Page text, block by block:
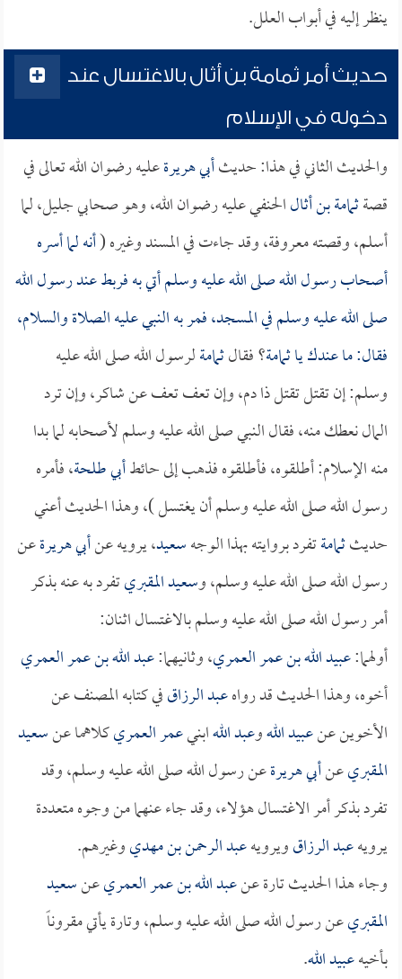
ينظر إليه في أبواب العلل.
حديث أمر ثمامة بن أثال بالاغتسال عند
دخوله في الإسلام
والحديث الثاني في هذا: حديثأبي هريرةعليه رضوان الله تعالى في
قصةثمامة بن أثالالحنفي عليه رضوان الله، وهو صحابي جليل، لما
أسلم، وقصته معروفة، وقد جاءت في المسند وغيره (أنه لما أسره
أصحاب رسول الله صلى الله عليه وسلم أتي به فربط عند رسول الله
صلى الله عليه وسلم في المسجد، فمر به النبي عليه الصلاة والسلام،
فقال: ما عندك ياثمامة؟ فقالثمامةلرسول الله صلى الله عليه
وسلم: إن تقتل تقتل ذا دم، وإن تعف تعف عن شاكر، وإن ترد
المال نعطك منه، فقال النبي صلى الله عليه وسلم لأصحابه لما بدا
منه الإسلام: أطلقوه، فأطلقوه فذهب إلى حائطأبي طلحة، فأمره
رسول الله صلى الله عليه وسلم أن يغتسل )، وهذا الحديث أعني
حديثثمامةتفرد بروايته بهذا الوجهسعيد، يرويه عنأبي هريرةعن
رسول الله صلى الله عليه وسلم، وسعيد المقبريتفرد به عنه بذكر
أمر رسول الله صلى الله عليه وسلم بالاغتسال اثنان:
أولهما:عبيد الله بن عمر العمري، وثانيهما:عبد الله بن عمر العمري
أخوه، وهذا الحديث قد رواهعبد الرزاقفي كتابه المصنف عن
الأخوين عنعبيد اللهوعبد اللهابنيعمر العمريكلاهما عنسعيد
المقبريعنأبي هريرةعن رسول الله صلى الله عليه وسلم، وقد
تفرد بذكر أمر الاغتسال هؤلاء، وقد جاء عنهما من وجوه متعددة
يرويهعبد الرزاقويرويهعبد الرحمن بن مهديوغيرهم.
وجاء هذا الحديث تارة عنعبد الله بن عمر العمريعنسعيد
المقبريعن رسول الله صلى الله عليه وسلم، وتارة يأتي مقروناً
بأخيهعبيد الله.